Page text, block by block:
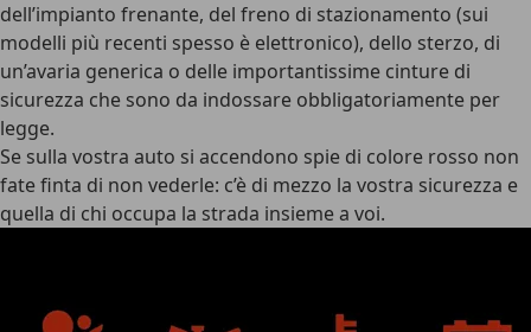
dell’impianto frenante, del freno di stazionamento (sui
modelli più recenti spesso è elettronico), dello sterzo, di
un’avaria generica o delle importantissime cinture di
sicurezza che sono da indossare obbligatoriamente per
legge.
Se sulla vostra auto si accendono spie di colore rosso non
fate finta di non vederle: c’è di mezzo la vostra sicurezza e
quella di chi occupa la strada insieme a voi.